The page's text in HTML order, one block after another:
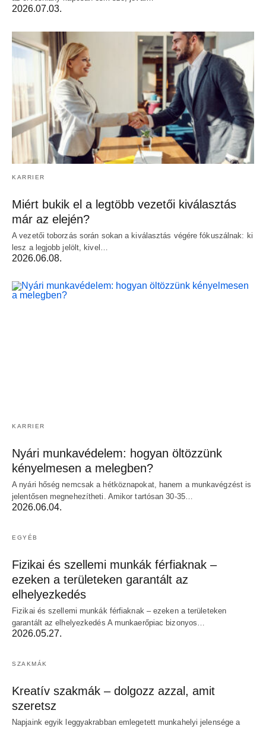
2026.07.03.
KARRIER
Miért bukik el a legtöbb vezetői kiválasztás
már az elején?
A vezetői toborzás során sokan a kiválasztás végére fókuszálnak: ki
lesz a legjobb jelölt, kivel…
2026.06.08.
KARRIER
Nyári munkavédelem: hogyan öltözzünk
kényelmesen a melegben?
A nyári hőség nemcsak a hétköznapokat, hanem a munkavégzést is
jelentősen megnehezítheti. Amikor tartósan 30-35…
2026.06.04.
EGYÉB
Fizikai és szellemi munkák férfiaknak –
ezeken a területeken garantált az
elhelyezkedés
Fizikai és szellemi munkák férfiaknak – ezeken a területeken
garantált az elhelyezkedés A munkaerőpiac bizonyos…
2026.05.27.
SZAKMÁK
Kreatív szakmák – dolgozz azzal, amit
szeretsz
Napjaink egyik leggyakrabban emlegetett munkahelyi jelensége a